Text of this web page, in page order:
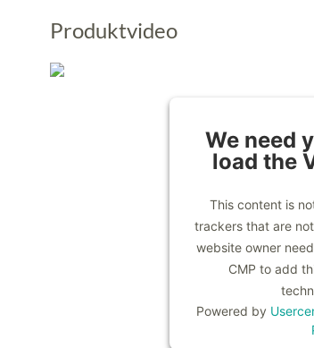
Produktvideo
We need
load the
This content is
trackers that are
website owner
CMP to add
Powered by